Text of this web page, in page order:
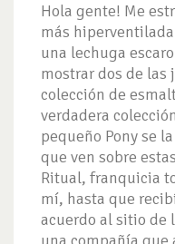
Hola gente! Me
más
una lechuga
mostrar dos de las
colección de
verdadera
pequeño Pony se
que ven sobre
Ritual, franquicia
mí, hasta que
acuerdo al sitio de